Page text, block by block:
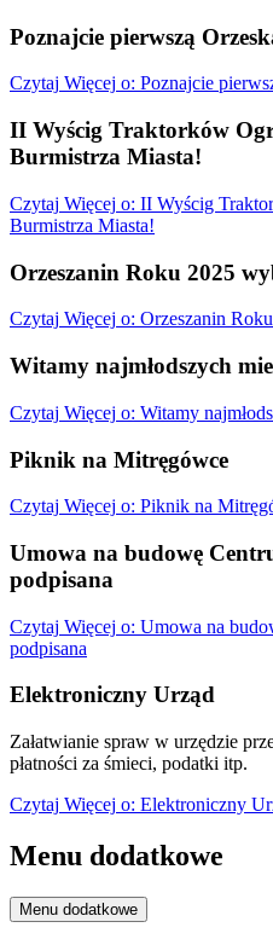
Poznajcie pierwszą
Czytaj Więcej o: Poznajcie
II Wyścig Traktorków
Burmistrza Miasta!
Czytaj Więcej o: II Wyścig
Burmistrza Miasta!
Orzeszanin Roku 2025
Czytaj Więcej o: Orzeszanin
Witamy najmłodszych
Czytaj Więcej o: Witamy
Piknik na Mitręgówce
Czytaj Więcej o: Piknik na
Umowa na budowę
podpisana
Czytaj Więcej o: Umowa na
podpisana
Elektroniczny Urząd
Załatwianie spraw w urzędzie
płatności za śmieci, podatki itp.
Czytaj Więcej o: Elektroniczny
Menu dodatkowe
Menu dodatkowe